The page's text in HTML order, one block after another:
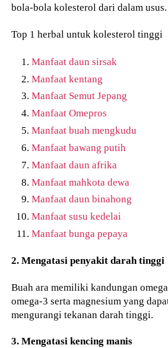
bola-bola kolesterol dari dalam usus.
Top 1 herbal untuk kolesterol tinggi
Manfaat daun sirsak
Manfaat kentang
Manfaat Semut Jepang
Manfaat Omepros
Manfaat buah mengkudu
Manfaat bawang putih
Manfaat daun afrika
Manfaat mahkota dewa
Manfaat daun binahong
Manfaat susu kedelai
Manfaat bunga pepaya
2. Mengatasi penyakit darah tinggi
Buah ara memiliki kandungan
omega-3 serta magnesium yang
mengurangi tekanan darah tinggi.
3. Mengatasi kencing manis